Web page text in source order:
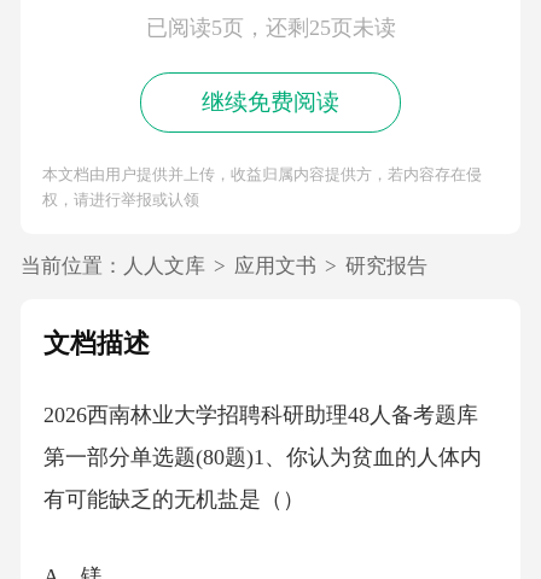
已阅读5页，还剩25页未读
继续免费阅读
本文档由用户提供并上传，收益归属内容提供方，若内容存在侵
权，请进行举报或认领
当前位置： 人人文库 > 应用文书 > 研究报告
文档描述
2026西南林业大学招聘科研助理48人备考题库
第一部分单选题(80题)1、你认为贫血的人体内
有可能缺乏的无机盐是（）